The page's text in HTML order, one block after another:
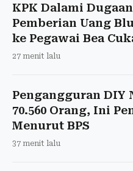
KPK Dalami Dugaan
Pemberian Uang
ke Pegawai Bea
27 menit lalu
Pengangguran DIY
70.560 Orang, Ini
Menurut BPS
37 menit lalu